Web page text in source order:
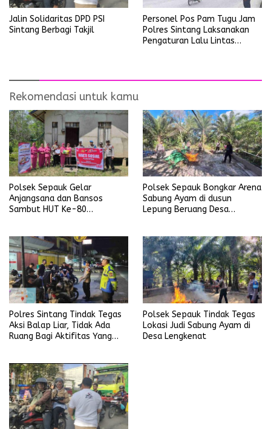
Jalin Solidaritas DPD PSI
Sintang Berbagi Takjil
Personel Pos Pam Tugu Jam
Polres Sintang Laksanakan
Pengaturan Lalu Lintas
Rekomendasi untuk kamu
Polsek Sepauk Gelar
Anjangsana dan Bansos
Sambut HUT Ke-80
Polsek Sepauk Bongkar Arena
Sabung Ayam di dusun
Lepung Beruang Desa
Polres Sintang Tindak Tegas
Aksi Balap Liar, Tidak Ada
Ruang Bagi Aktifitas Yang
Polsek Sepauk Tindak Tegas
Lokasi Judi Sabung Ayam di
Desa Lengkenat